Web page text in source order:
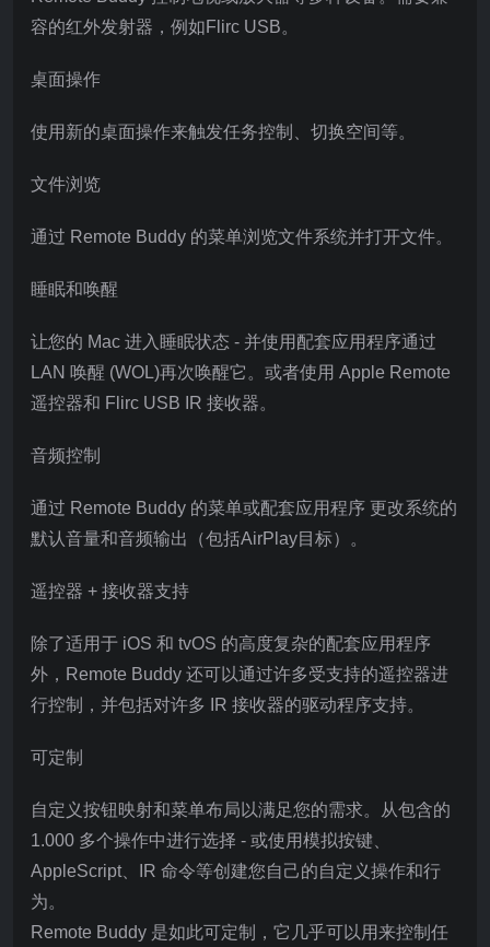
容的红外发射器，例如Flirc USB。
桌面操作
使用新的桌面操作来触发任务控制、切换空间等。
文件浏览
通过 Remote Buddy 的菜单浏览文件系统并打开文件。
睡眠和唤醒
让您的 Mac 进入睡眠状态 - 并使用配套应用程序通过
LAN 唤醒 (WOL)再次唤醒它。或者使用 Apple Remote
遥控器和 Flirc USB IR 接收器。
音频控制
通过 Remote Buddy 的菜单或配套应用程序 更改系统的
默认音量和音频输出（包括AirPlay目标）。
遥控器 + 接收器支持
除了适用于 iOS 和 tvOS 的高度复杂的配套应用程序
外，Remote Buddy 还可以通过许多受支持的遥控器进
行控制，并包括对许多 IR 接收器的驱动程序支持。
可定制
自定义按钮映射和菜单布局以满足您的需求。从包含的
1.000 多个操作中进行选择 - 或使用模拟按键、
AppleScript、IR 命令等创建您自己的自定义操作和行
为。
Remote Buddy 是如此可定制，它几乎可以用来控制任